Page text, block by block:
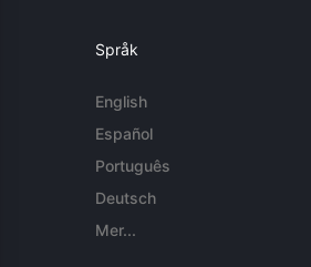
Språk
English
Español
Português
Deutsch
Mer...